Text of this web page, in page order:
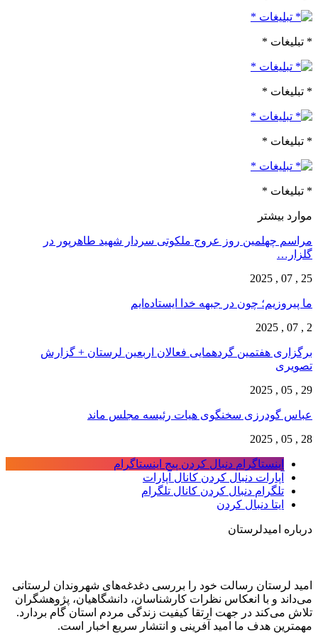
* تبلیغات *
* تبلیغات *
* تبلیغات *
* تبلیغات *
موارد بیشتر
مراسم چهلمین روز عروج ملکوتی سردار شهید طاهرپور در
گلزار…
25 , 07 , 2025
ما پیروزیم؛ چون در جبهه خدا ایستاده‌ایم
2 , 07 , 2025
برگزاری هفتمین گردهمایی فعالان اربعین لرستان + گزارش
تصویری
29 , 05 , 2025
عباس گودرزی سخنگوی هیات رئیسه مجلس ماند
28 , 05 , 2025
اینستاگرام دنبال کردن پیج اینستاگرام
آپارات دنبال کردن کانال آپارات
تلگرام دنبال کردن کانال تلگرام
ایتا دنبال کردن
درباره امیدلرستان
امید لرستان رسالت خود را بررسی دغدغه‌های شهروندان لرستانی
می‌داند و با انعکاس نظرات کارشناسان، دانشگاهیان، پژوهشگران
تلاش می‌کند در جهت ارتقا کیفیت زندگی مردم استان گام بردارد.
مهمترین هدف ما امید آفرینی و انتشار سریع اخبار است.